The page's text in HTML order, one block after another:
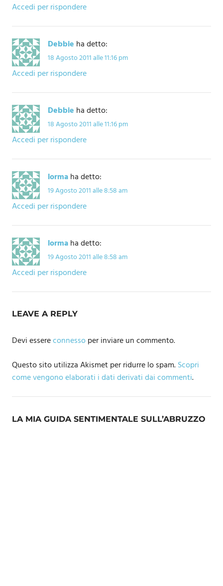
Accedi per rispondere
Debbie ha detto:
18 Agosto 2011 alle 11:16 pm
Accedi per rispondere
Debbie ha detto:
18 Agosto 2011 alle 11:16 pm
Accedi per rispondere
lormaha detto:
19 Agosto 2011 alle 8:58 am
Accedi per rispondere
lormaha detto:
19 Agosto 2011 alle 8:58 am
Accedi per rispondere
LEAVE A REPLY
Devi essereconnessoper inviare un commento.
Questo sito utilizza Akismet per ridurre lo spam.Scopri
come vengono elaborati i dati derivati dai commenti.
LA MIA GUIDA SENTIMENTALE SULL’ABRUZZO